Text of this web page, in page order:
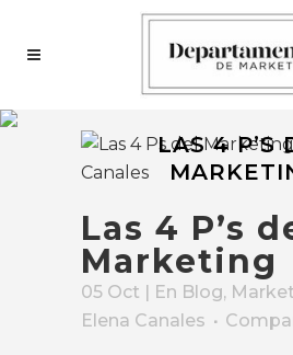
LAS 4 P’S
Las 4 P’s
Marketing
05 Oct | En Blog,
Elena Canales